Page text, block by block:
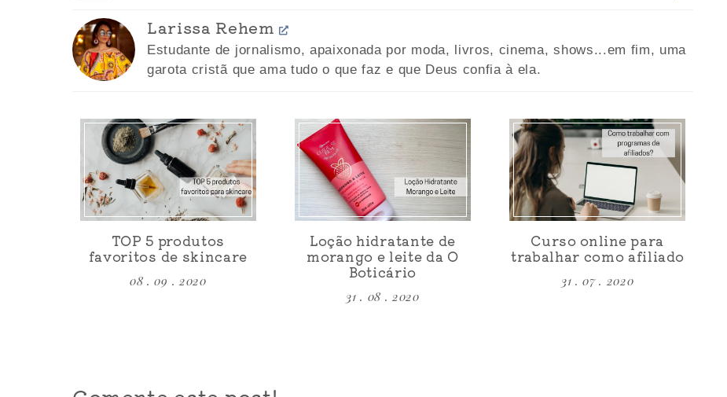
Larissa Rehem
Estudante de jornalismo, apaixonada por moda, livros, cinema, shows...em fim, uma
garota cristã que ama tudo o que faz e que Deus confia à ela.
TOP 5 produtos
favoritos de skincare
08 . 09 . 2020
Loção hidratante de
morango e leite da O
Boticário
31 . 08 . 2020
Curso online para
trabalhar como afiliado
31 . 07 . 2020